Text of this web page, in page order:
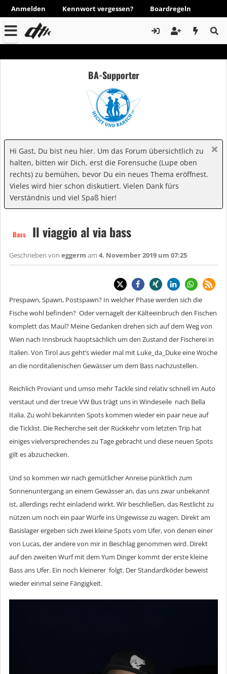
Anmelden Kennwort vergessen? Boardregeln
BA-Supporter
Hi Gast, Du bist neu hier. Um das Forum übersichtlich zu
halten, bitten wir Dich, erst die Forensuche (Lupe oben
rechts) zu bemühen, bevor Du ein neues Thema eröffnest.
Vieles wird hier schon diskutiert. Vielen Dank fürs
Verständnis und viel Spaß hier!
Bass Il viaggio al via bass
Geschrieben von eggerm am 4. November 2019 um 07:25
Prespawn, Spawn, Postspawn? In welcher Phase werden sich die
Fische wohl befinden? Oder vernagelt der Kälteeinbruch den Fischen
komplett das Maul? Meine Gedanken drehen sich auf dem Weg von
Wien nach Innsbruck hauptsächlich um den Zustand der Fischerei in
Italien. Von Tirol aus geht’s wieder mal mit Luke_da_Duke eine Woche
an die norditalienischen Gewässer um dem Bass nachzustellen.
Reichlich Proviant und umso mehr Tackle sind relativ schnell im Auto
verstaut und der treue VW Bus trägt uns in Windeseile nach Bella
Italia. Zu wohl bekannten Spots kommen wieder ein paar neue auf
die Ticklist. Die Recherche seit der Rückkehr vom letzten Trip hat
einiges vielversprechendes zu Tage gebracht und diese neuen Spots
gilt es abzuchecken.
Und so kommen wir nach gemütlicher Anreise pünktlich zum
Sonnenuntergang an einem Gewässer an, das uns zwar unbekannt
ist, allerdings recht einladend wirkt. Wir beschließen, das Restlicht zu
nützen um noch ein paar Würfe ins Ungewisse zu wagen. Direkt am
Basislager ergeben sich zwei kleine Spots vom Ufer, von denen einer
von Lucas, der andere von mir in Beschlag genommen wird. Direkt
auf den zweiten Wurf mit dem Yum Dinger kommt der erste kleine
Bass ans Ufer. Ein noch kleinerer folgt. Der Standardköder beweist
wieder einmal seine Fängigkeit.